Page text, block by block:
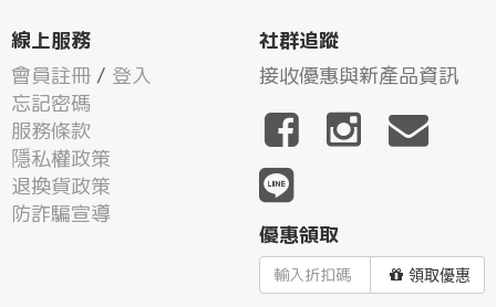
線上服務
會員註冊 / 登入
忘記密碼
服務條款
隱私權政策
退換貨政策
防詐騙宣導
社群追蹤
接收優惠與新產品資訊
優惠領取
領取優惠